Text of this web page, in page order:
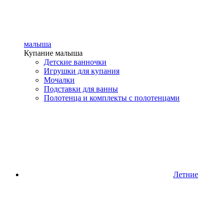
малыша
Купание малыша
Детские ванночки
Игрушки для купания
Мочалки
Подставки для ванны
Полотенца и комплекты с полотенцами
Летние